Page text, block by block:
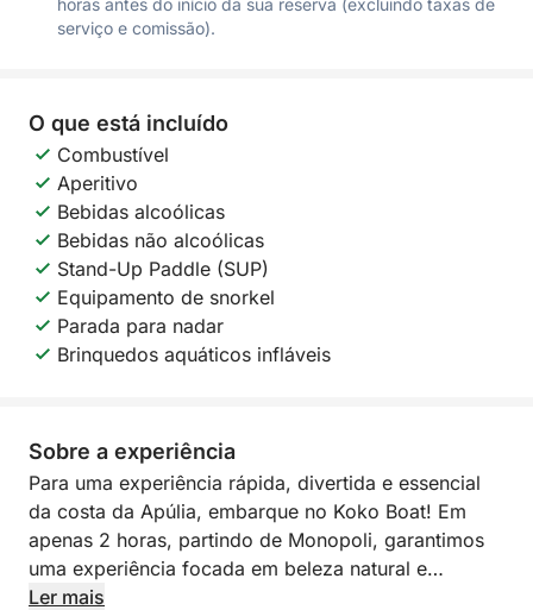
horas antes do início da sua reserva (excluindo taxas de
serviço e comissão).
O que está incluído
Combustível
Aperitivo
Bebidas alcoólicas
Bebidas não alcoólicas
Stand-Up Paddle (SUP)
Equipamento de snorkel
Parada para nadar
Brinquedos aquáticos infláveis
Sobre a experiência
Para uma experiência rápida, divertida e essencial
da costa da Apúlia, embarque no Koko Boat! Em
apenas 2 horas, partindo de Monopoli, garantimos
uma experiência focada em beleza natural e
gastronomia deliciosa.
Ler mais